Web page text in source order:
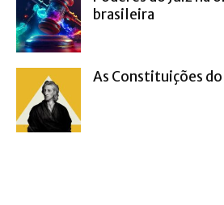
brasileira
As Constituições